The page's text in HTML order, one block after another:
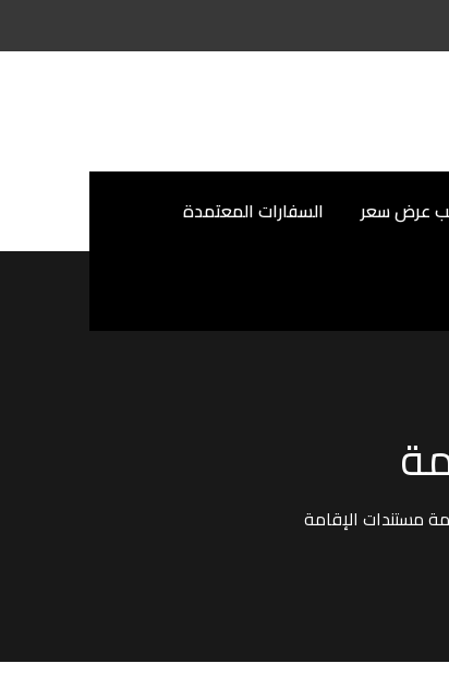
عرض سعر السفارات المعتمدة